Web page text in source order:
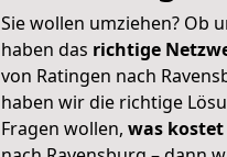
Sie wollen umziehen? Ob
haben das richtige
von Ratingen nach
haben wir die richtige
Fragen wollen, was